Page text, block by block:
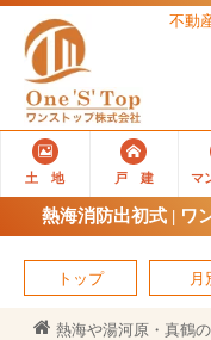
不動
土 地 戸 建 マ
熱海消防出初式 | ワ
トップ 月
熱海や湯河原・真鶴